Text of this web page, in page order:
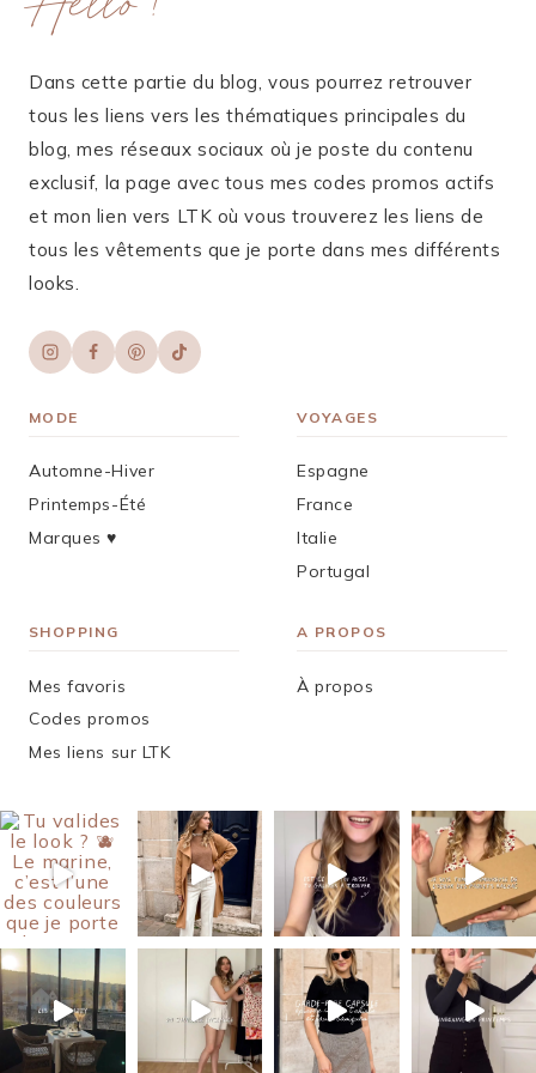
Dans cette partie du blog, vous pourrez retrouver
tous les liens vers les thématiques principales du
blog, mes réseaux sociaux où je poste du contenu
exclusif, la page avec tous mes codes promos actifs
et mon lien vers LTK où vous trouverez les liens de
tous les vêtements que je porte dans mes différents
looks.
MODE
Automne-Hiver
Printemps-Été
Marques ♥︎
VOYAGES
Espagne
France
Italie
Portugal
SHOPPING
Mes favoris
Codes promos
Mes liens sur LTK
A PROPOS
À propos